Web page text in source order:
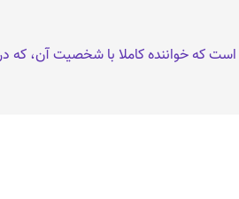
است که خواننده کاملا با شخصیت